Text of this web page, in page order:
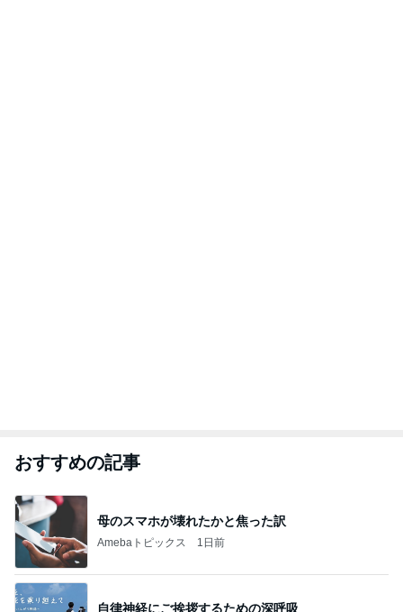
おすすめの記事
母のスマホが壊れたかと焦った訳
Amebaトピックス 1日前
自律神経にご挨拶するための深呼吸